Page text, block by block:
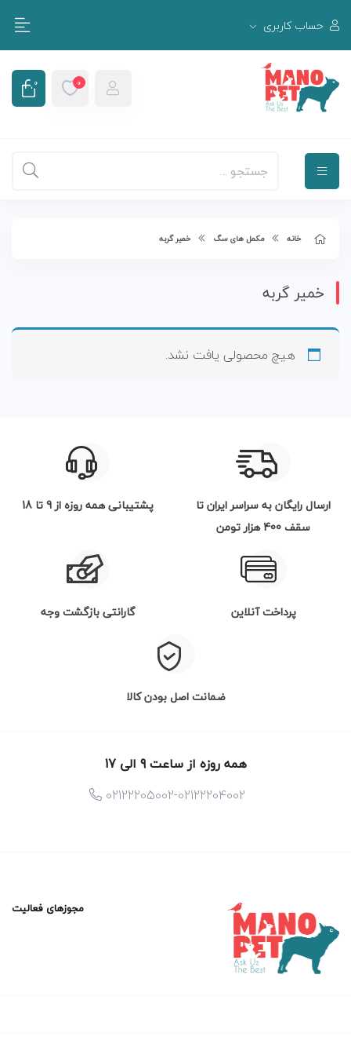
حساب کاربری
0
هیچ محصولی در سبد خرید نیست.
0
خانه مکمل های سگ خمیر گربه
خمیر گربه
هیچ محصولی یافت نشد.
ارسال رایگان به سراسر ایران تا
سقف 400 هزار تومن
پشتیبانی همه روزه از 9 تا 18
پرداخت آنلاین گارانتی بازگشت وجه
ضمانت اصل بودن کالا
همه روزه از ساعت 9 الی 17
02122205002-02122204002
مجوزهای فعالیت